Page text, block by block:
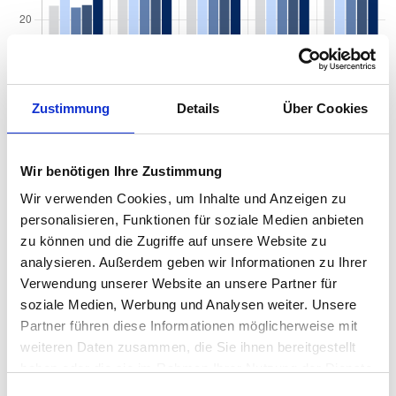
Zustimmung Details Über Cookies
Wir benötigen Ihre Zustimmung
Wir verwenden Cookies, um Inhalte und Anzeigen zu
personalisieren, Funktionen für soziale Medien anbieten
zu können und die Zugriffe auf unsere Website zu
analysieren. Außerdem geben wir Informationen zu Ihrer
Verwendung unserer Website an unsere Partner für
soziale Medien, Werbung und Analysen weiter. Unsere
Partner führen diese Informationen möglicherweise mit
weiteren Daten zusammen, die Sie ihnen bereitgestellt
Wohnungen nach Wohnungstyp
Wohnungspreise /m 2024 2026
zum
Sonstige 2.388 € 2.350 € 2.269 €
-
Erdgeschosswohnung 2.256 € 2.357 € 2.298 €
-
-2,50
1.960 €
+2,47